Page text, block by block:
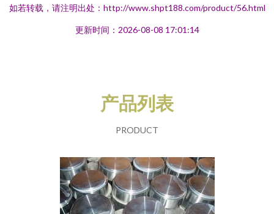
如若转载，请注明出处：http://www.shpt188.com/product/56.html
更新时间：2026-08-08 17:01:14
产品列表
PRODUCT